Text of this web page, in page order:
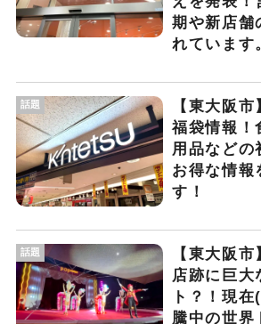
期や新店舗
れています
【東大阪
福袋情報！
用品などの
お得な情報
す！
話題
【東大阪
店跡に巨大
ト？！現
騰中の世界
話題